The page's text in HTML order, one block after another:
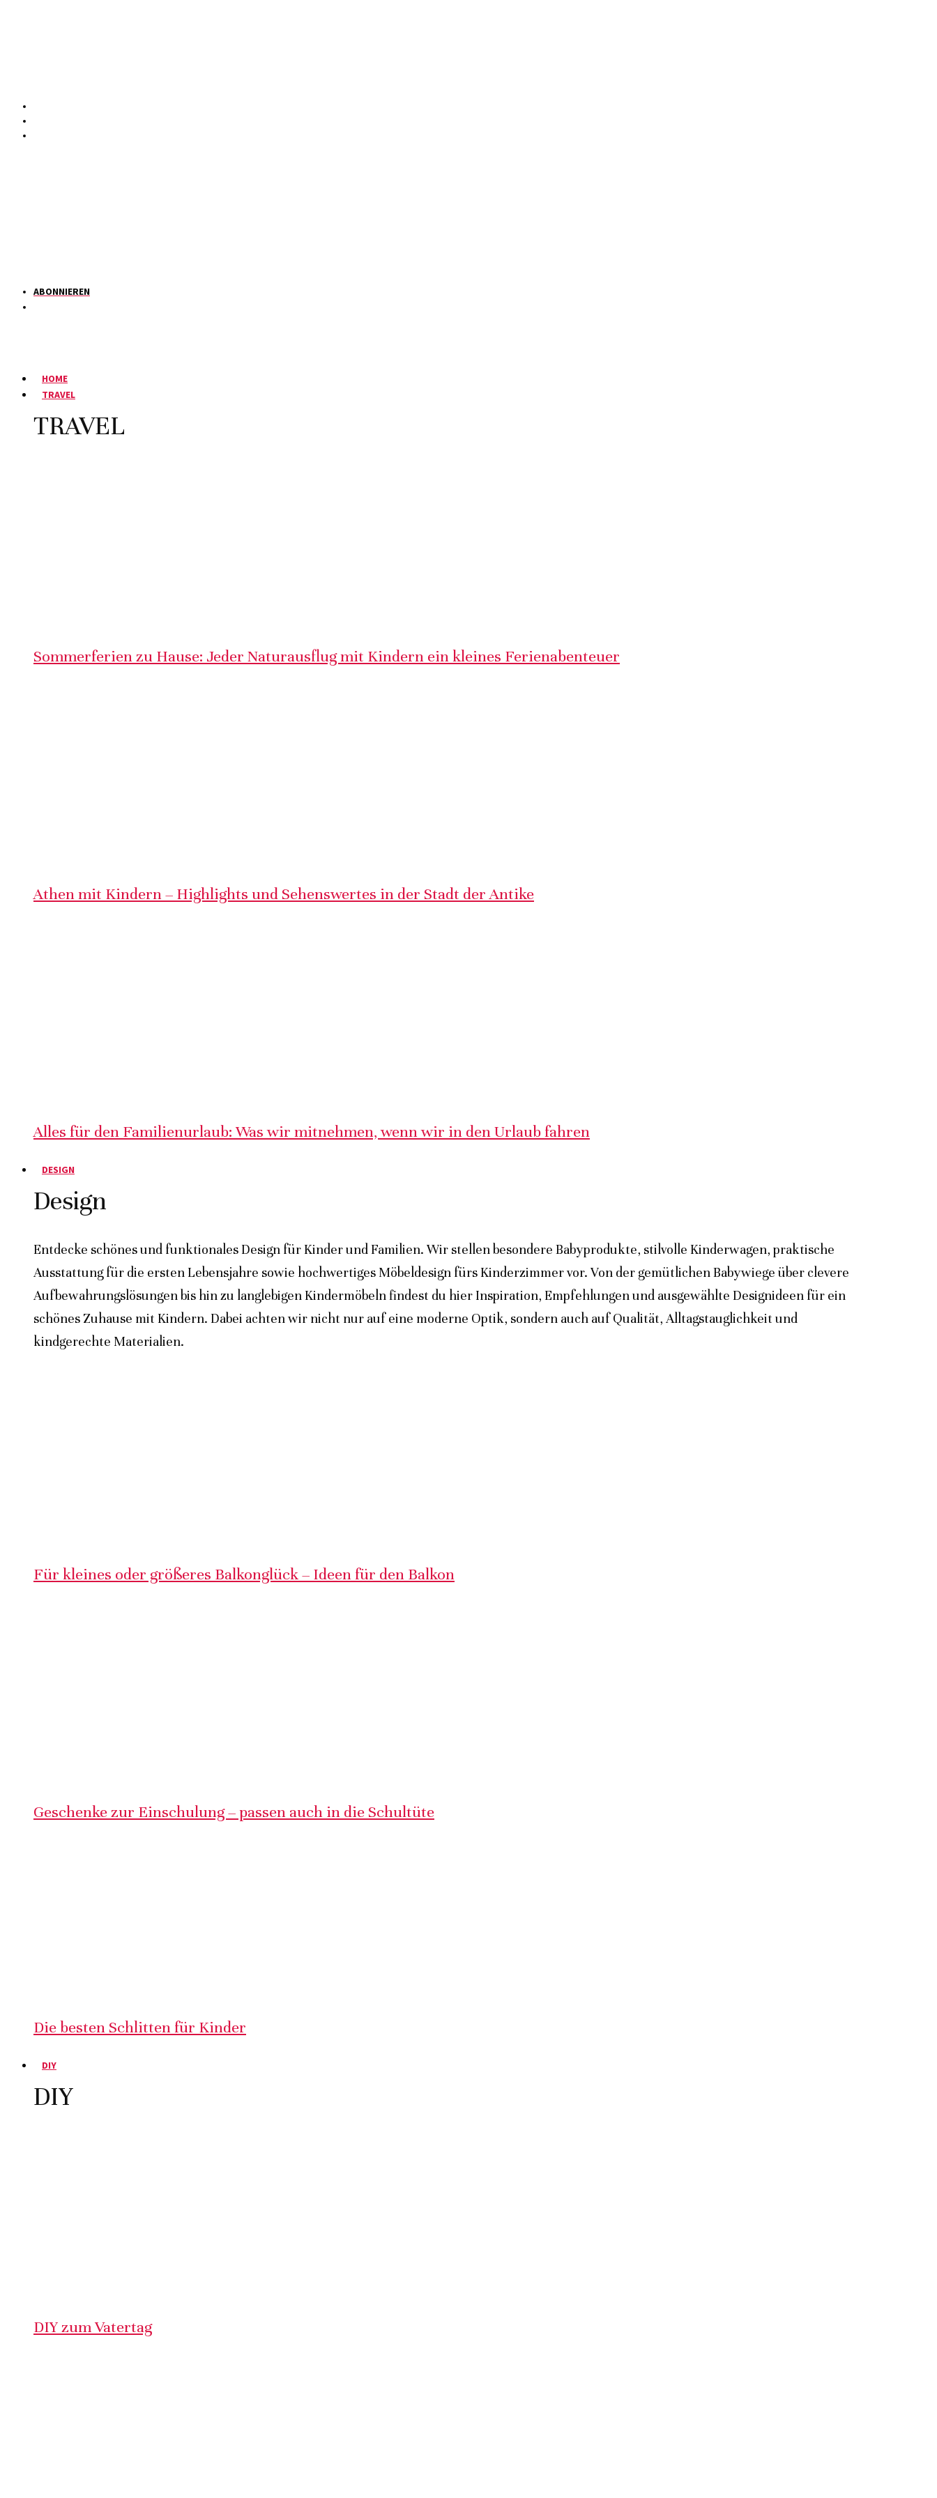
ABONNIEREN
HOME
TRAVEL
TRAVEL
Sommerferien zu Hause: Jeder Naturausflug mit Kindern ein kleines Ferienabenteuer
Athen mit Kindern – Highlights und Sehenswertes in der Stadt der Antike
Alles für den Familienurlaub: Was wir mitnehmen, wenn wir in den Urlaub fahren
DESIGN
Design
Entdecke schönes und funktionales Design für Kinder und Familien. Wir stellen besondere Babyprodukte, stilvolle Kinderwagen, praktische
Ausstattung für die ersten Lebensjahre sowie hochwertiges Möbeldesign fürs Kinderzimmer vor. Von der gemütlichen Babywiege über clevere
Aufbewahrungslösungen bis hin zu langlebigen Kindermöbeln findest du hier Inspiration, Empfehlungen und ausgewählte Designideen für ein
schönes Zuhause mit Kindern. Dabei achten wir nicht nur auf eine moderne Optik, sondern auch auf Qualität, Alltagstauglichkeit und
kindgerechte Materialien.
Für kleines oder größeres Balkonglück – Ideen für den Balkon
Geschenke zur Einschulung – passen auch in die Schultüte
Die besten Schlitten für Kinder
DIY
DIY
DIY zum Vatertag